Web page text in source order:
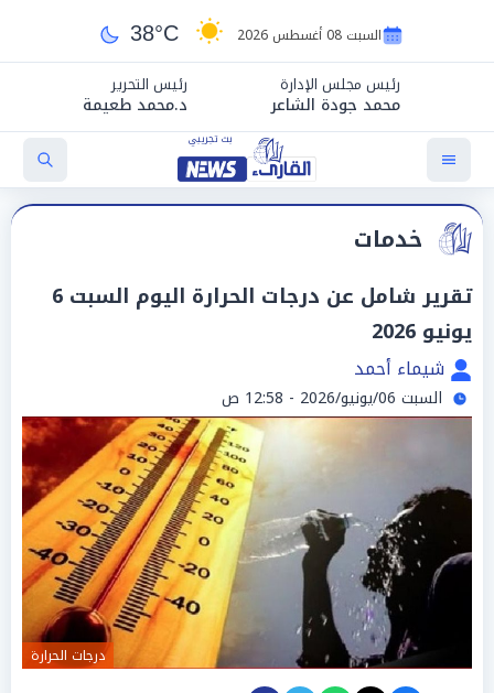
السبت 08 أغسطس 2026 38°C
رئيس مجلس الإدارة
محمد جودة الشاعر
رئيس التحرير
د.محمد طعيمة
خدمات
تقرير شامل عن درجات الحرارة اليوم السبت 6
يونيو 2026
شيماء أحمد
السبت 06/يونيو/2026 - 12:58 ص
درجات الحرارة